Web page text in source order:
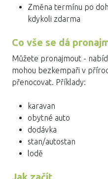
Změna termínu po
kdykoli zdarma
Co vše se dá
Můžete pronajmout -
mohou bezkempaři v
přenocovat. Příklady:
karavan
obytné auto
dodávka
stan/autostan
lodě
Jak začít